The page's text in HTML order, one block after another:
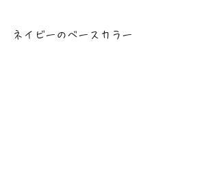
ネイビーのベースカラー